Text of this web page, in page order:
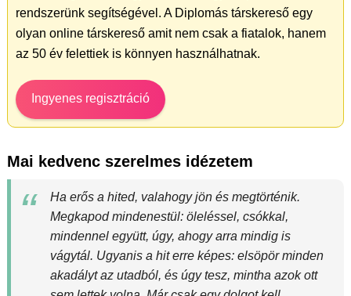
rendszerünk segítségével. A Diplomás társkereső egy
olyan online társkereső amit nem csak a fiatalok, hanem
az 50 év felettiek is könnyen használhatnak.
Ingyenes regisztráció
Mai kedvenc szerelmes idézetem
Ha erős a hited, valahogy jön és megtörténik.
Megkapod mindenestül: öleléssel, csókkal,
mindennel együtt, úgy, ahogy arra mindig is
vágytál. Ugyanis a hit erre képes: elsöpör minden
akadályt az utadból, és úgy tesz, mintha azok ott